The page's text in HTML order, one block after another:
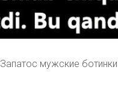
Запатос мужские ботинки